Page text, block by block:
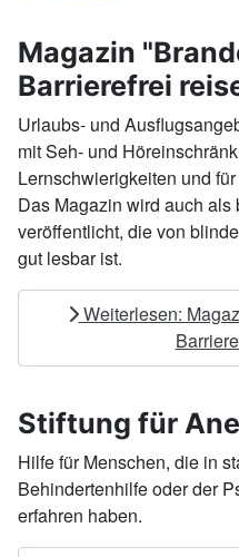
Magazin
Barrierefrei
Urlaubs- und
mit Seh- und
Lernschwierigkeiten und
Das Magazin wird auch
veröffentlicht, die von
gut lesbar ist.
Weiterlesen:
Stiftung für
Hilfe für Menschen, die in
Behindertenhilfe oder der
erfahren haben.